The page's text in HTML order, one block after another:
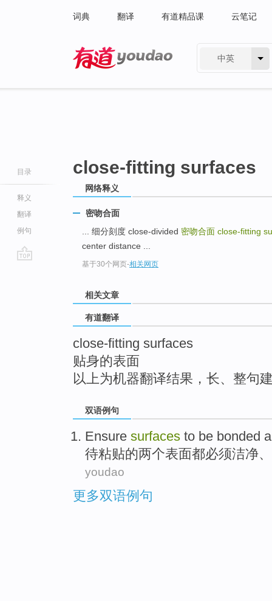
词典 翻译 有道精品课 云笔记
中英
目录
释义
翻译
例句
close-fitting surfaces
网络释义
密吻合面
... 细分刻度 close-divided 密吻合面 close-fitting
center distance ...
基于30个网页-相关网页
相关文章
有道翻译
close-fitting surfaces
贴身的表面
以上为机器翻译结果，长、整句
双语例句
Ensure surfaces to be bonded
待粘贴的两个表面都必须洁净
youdao
更多双语例句